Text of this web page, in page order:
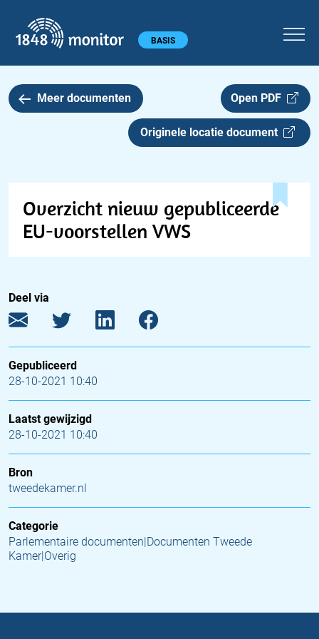
Hoofdmenu BASIS
Meer documenten Open PDF
Originele locatie document
Overzicht nieuw gepubliceerde
EU-voorstellen VWS
Deel via
Gepubliceerd
28-10-2021 10:40
Laatst gewijzigd
28-10-2021 10:40
Bron
tweedekamer.nl
Categorie
Parlementaire documenten|Documenten Tweede
Kamer|Overig